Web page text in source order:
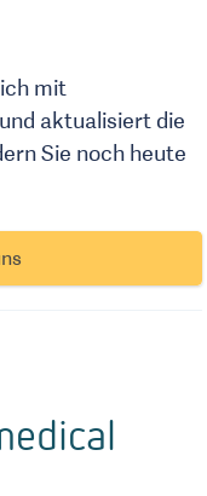
mit
aktualisiert die
Sie noch heute